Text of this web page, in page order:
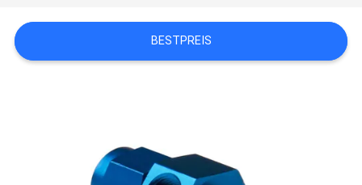
DATENSCHUTZRICHTLINIE
BESTPREIS